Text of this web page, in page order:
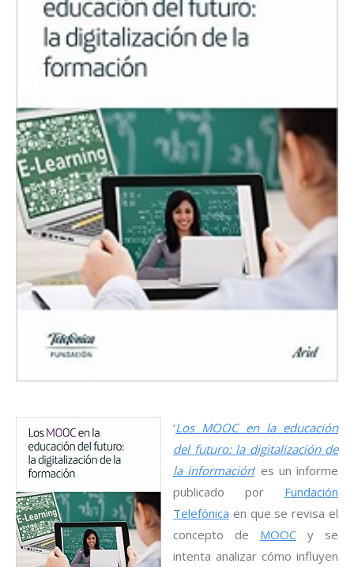
‘Los MOOC en la educación
del futuro: la digitalización de
la información‘ es un informe
publicado por Fundación
Telefónica en que se revisa el
concepto de MOOC y se
intenta analizar cómo influyen